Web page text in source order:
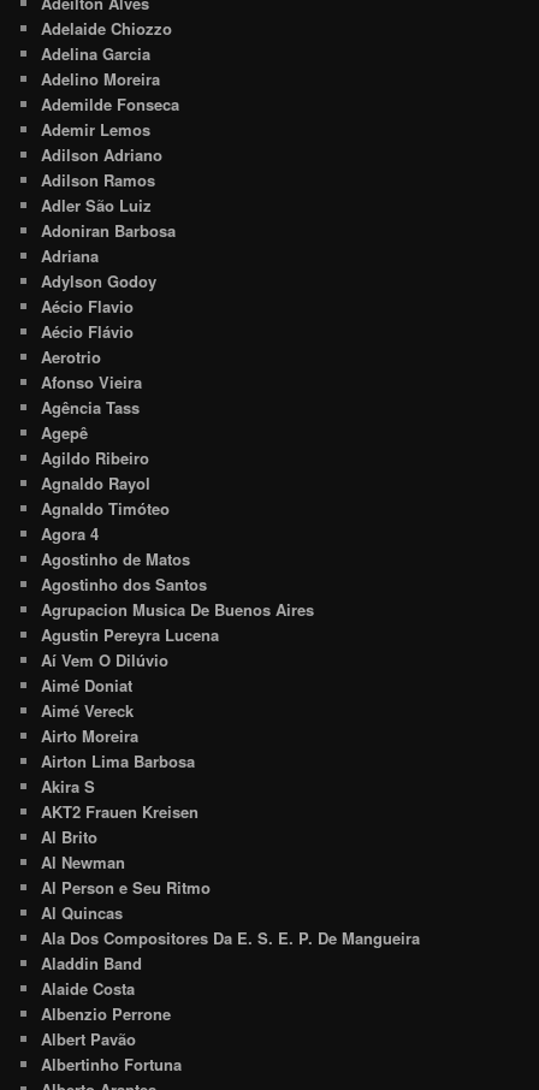
Adelaide Chiozzo
Adelina Garcia
Adelino Moreira
Ademilde Fonseca
Ademir Lemos
Adilson Adriano
Adilson Ramos
Adler São Luiz
Adoniran Barbosa
Adriana
Adylson Godoy
Aécio Flavio
Aécio Flávio
Aerotrio
Afonso Vieira
Agência Tass
Agepê
Agildo Ribeiro
Agnaldo Rayol
Agnaldo Timóteo
Agora 4
Agostinho de Matos
Agostinho dos Santos
Agrupacion Musica De Buenos Aires
Agustin Pereyra Lucena
Aí Vem O Dilúvio
Aimé Doniat
Aimé Vereck
Airto Moreira
Airton Lima Barbosa
Akira S
AKT2 Frauen Kreisen
Al Brito
Al Newman
Al Person e Seu Ritmo
Al Quincas
Ala Dos Compositores Da E. S. E. P. De Mangueira
Aladdin Band
Alaide Costa
Albenzio Perrone
Albert Pavão
Albertinho Fortuna